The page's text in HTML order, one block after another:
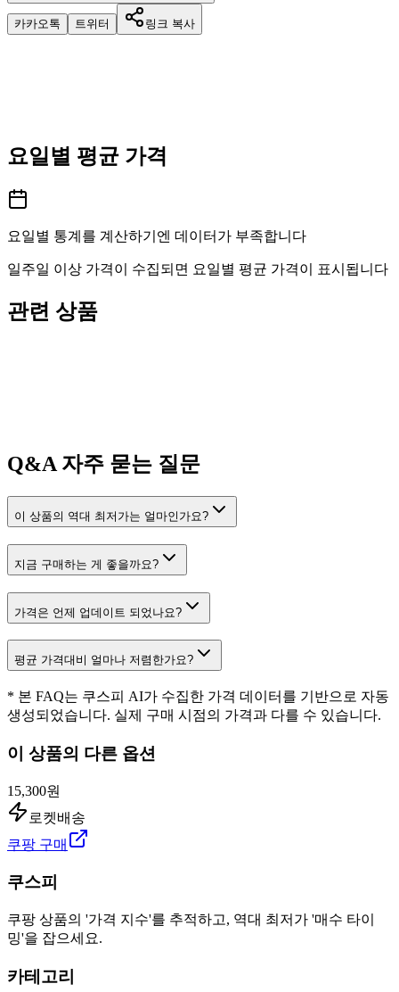
카카오톡 트위터 링크 복사
요일별 평균 가격
요일별 통계를 계산하기엔 데이터가 부족합니다
일주일 이상 가격이 수집되면 요일별 평균 가격이 표시됩니다
관련 상품
Q&A자주 묻는 질문
이 상품의 역대 최저가는 얼마인가요?
지금 구매하는 게 좋을까요?
가격은 언제 업데이트 되었나요?
평균 가격대비 얼마나 저렴한가요?
* 본 FAQ는 쿠스피 AI가 수집한 가격 데이터를 기반으로 자동
생성되었습니다. 실제 구매 시점의 가격과 다를 수 있습니다.
이 상품의 다른 옵션
15,300원
로켓배송
쿠팡 구매
쿠스피
쿠팡 상품의 '가격 지수'를 추적하고, 역대 최저가 '매수 타이
밍'을 잡으세요.
카테고리